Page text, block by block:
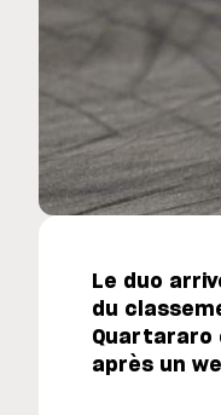
Le duo
du
Quartararo
après un